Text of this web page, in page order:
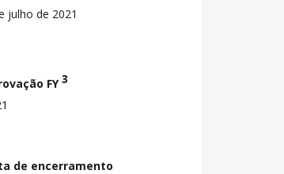
julho de 2021
FY3
de encerramento